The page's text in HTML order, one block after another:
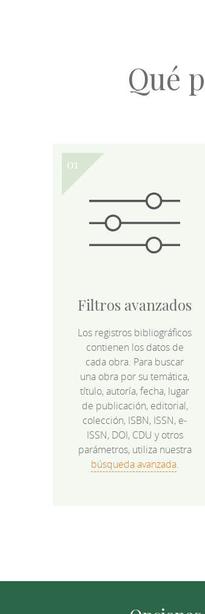
Qué
Filtros avanzados
Los registros bibliográficos
contienen los datos de
cada obra. Para buscar
una obra por su temática,
título, autoría, fecha, lugar
de publicación, editorial,
colección, ISBN, ISSN, e-
ISSN, DOI, CDU y otros
parámetros, utiliza nuestra
búsqueda avanzada.